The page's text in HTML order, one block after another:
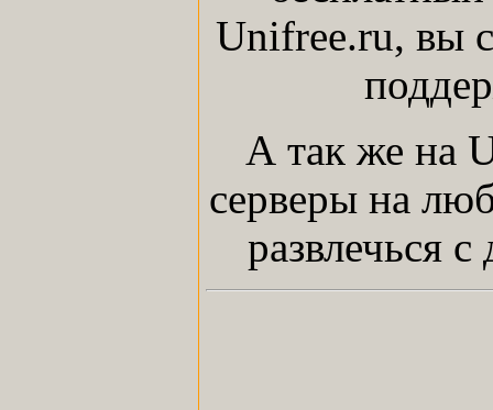
Unifree.ru, вы
А так же на
серверы на
развлечься